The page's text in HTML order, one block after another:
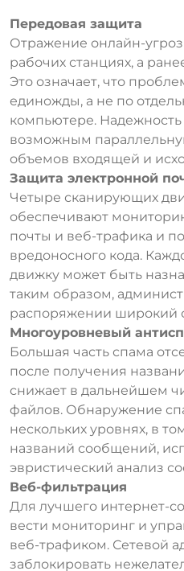
Передовая защита
Отражение онлайн-
рабочих станциях, а
Это означает, что
единожды, а не по
компьютере.
возможным
объемов входящей и
Защита электронной
Четыре сканирующих
обеспечивают
почты и веб-трафика и
вредоносного кода.
движку может быть
таким образом,
распоряжении широкий
Многоуровневый
Большая часть спама
после получения
снижает в дальнейшем
файлов. Обнаружение
нескольких уровнях, в
названий сообщений,
эвристический анализ
Веб-фильтрация
Для лучшего интернет-
вести мониторинг и
веб-трафиком. Сетевой
заблокировать